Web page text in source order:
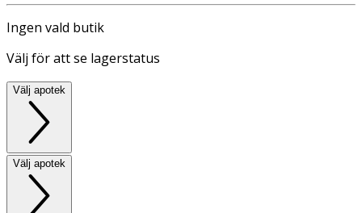
Ingen vald butik
Välj för att se lagerstatus
Välj apotek
Välj apotek